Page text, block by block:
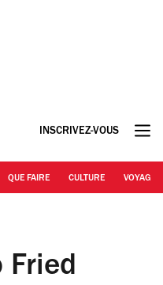
INSCRIVEZ-VOUS
QUE FAIRE CULTURE VOYAGE
Fried